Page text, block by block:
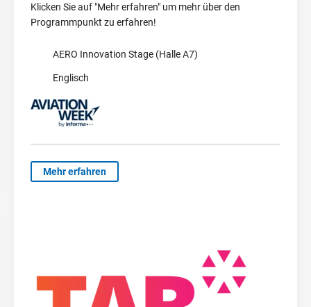
Klicken Sie auf "Mehr erfahren" um mehr über den
Programmpunkt zu erfahren!
AERO Innovation Stage (Halle A7)
Englisch
Mehr erfahren